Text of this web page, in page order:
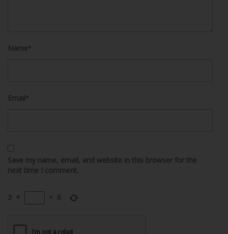
Name*
Email *
Save my name, email, and website in this browser for the
next time I comment.
3 + = 6